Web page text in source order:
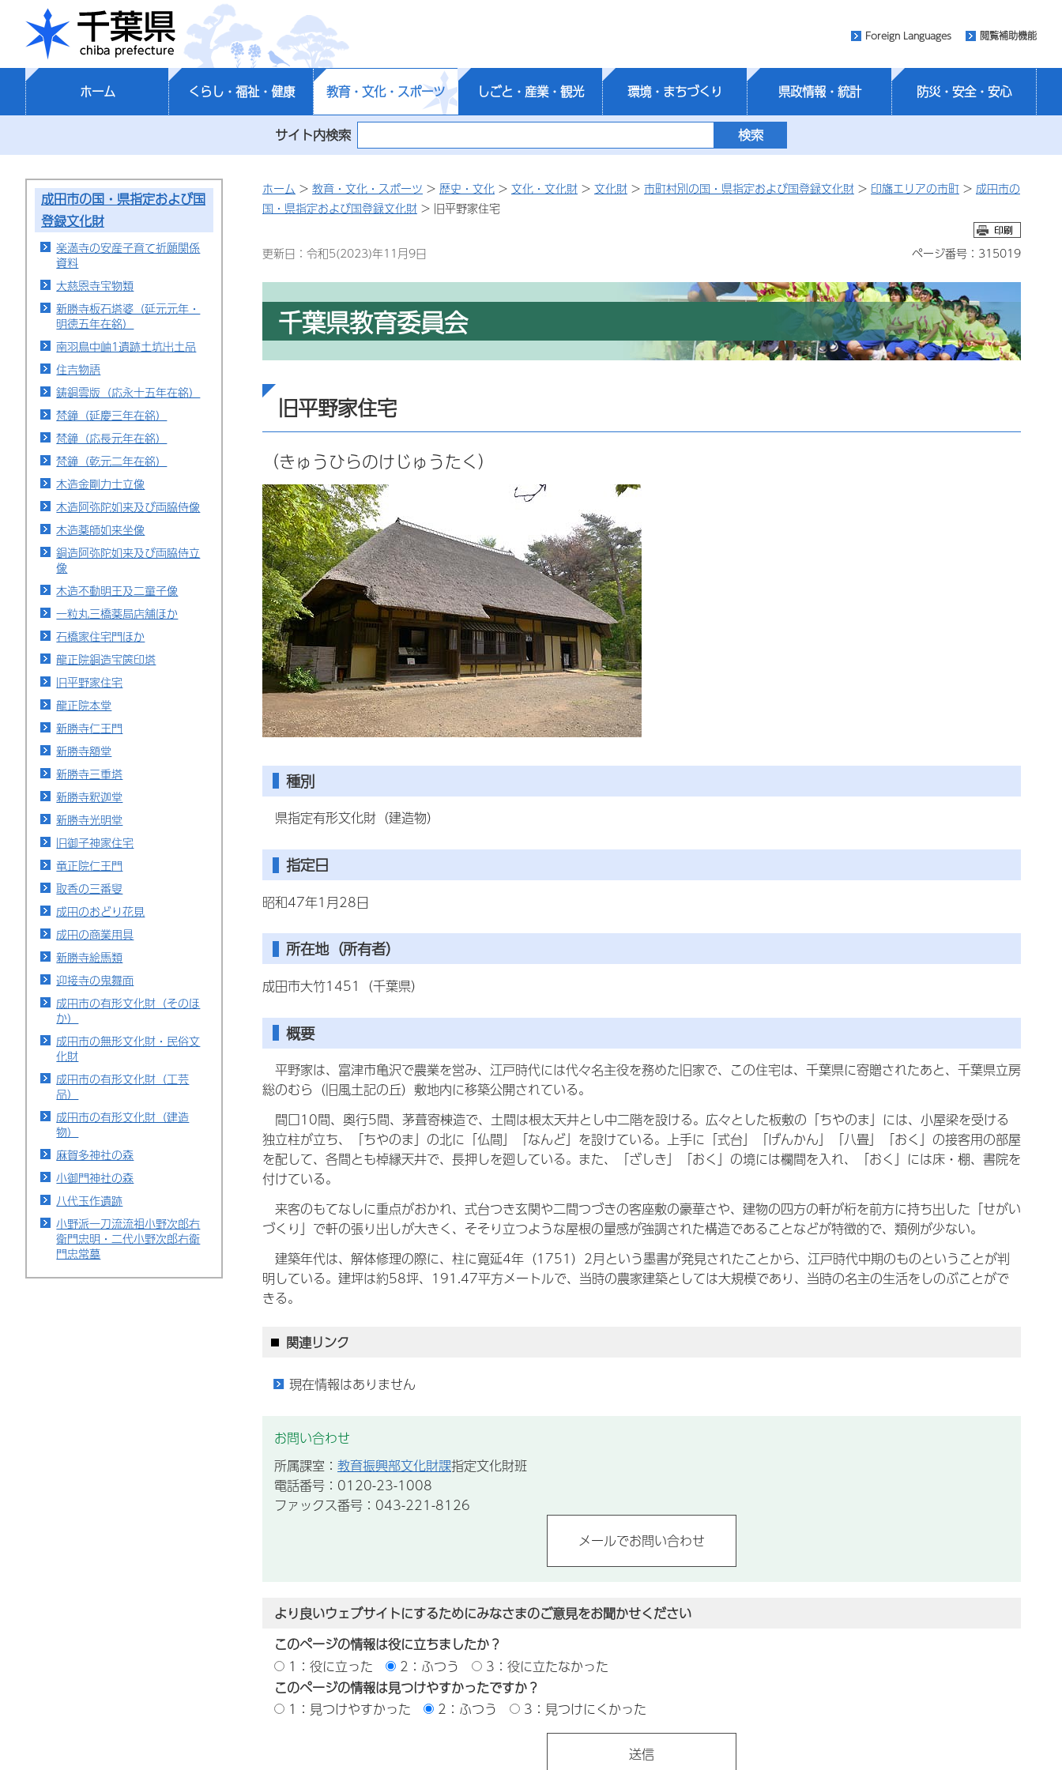
千葉県
Foreign Languages 閲覧補助機能
ホーム くらし・福祉・健康 教育・文化・スポーツ しごと・産業・観光 環境・まちづくり 県政情報・統計 防災・安全・安心
サイト内検索
成田市の国・県指定および国
登録文化財
楽満寺の安産子育て祈願関係
資料
大慈恩寺宝物類
新勝寺板石塔婆（延元元年・
明徳五年在銘）
南羽鳥中岫1遺跡土坑出土品
住吉物語
鋳銅雲版（応永十五年在銘）
梵鐘（延慶三年在銘）
梵鐘（応長元年在銘）
梵鐘（乾元二年在銘）
木造金剛力士立像
木造阿弥陀如来及び両脇侍像
木造薬師如来坐像
銅造阿弥陀如来及び両脇侍立
像
木造不動明王及二童子像
一粒丸三橋薬局店舗ほか
石橋家住宅門ほか
龍正院銅造宝篋印塔
旧平野家住宅
龍正院本堂
新勝寺仁王門
新勝寺額堂
新勝寺三重塔
新勝寺釈迦堂
新勝寺光明堂
旧御子神家住宅
竜正院仁王門
取香の三番叟
成田のおどり花見
成田の商業用具
新勝寺絵馬類
迎接寺の鬼舞面
成田市の有形文化財（そのほ
か）
成田市の無形文化財・民俗文
化財
成田市の有形文化財（工芸
品）
成田市の有形文化財（建造
物）
麻賀多神社の森
小御門神社の森
八代玉作遺跡
小野派一刀流流祖小野次郎右
衛門忠明・二代小野次郎右衛
門忠常墓
ホーム > 教育・文化・スポーツ > 歴史・文化 > 文化・文化財 > 文化財 > 市町村別の国・県指定および国登録文化財 > 印旛エリアの市町 > 成田市の
国・県指定および国登録文化財 > 旧平野家住宅
更新日：令和5(2023)年11月9日 ページ番号：315019
千葉県教育委員会
旧平野家住宅
（きゅうひらのけじゅうたく）
種別
県指定有形文化財（建造物）
指定日
昭和47年1月28日
所在地（所有者）
成田市大竹1451（千葉県）
概要
平野家は、富津市亀沢で農業を営み、江戸時代には代々名主役を務めた旧家で、この住宅は、千葉県に寄贈されたあと、千葉県立房
総のむら（旧風土記の丘）敷地内に移築公開されている。
間口10間、奥行5間、茅葺寄棟造で、土間は根太天井とし中二階を設ける。広々とした板敷の「ちやのま」には、小屋梁を受ける
独立柱が立ち、「ちやのま」の北に「仏間」「なんど」を設けている。上手に「式台」「げんかん」「八畳」「おく」の接客用の部屋
を配して、各間とも棹縁天井で、長押しを廻している。また、「ざしき」「おく」の境には欄間を入れ、「おく」には床・棚、書院を
付けている。
来客のもてなしに重点がおかれ、式台つき玄関や二間つづきの客座敷の豪華さや、建物の四方の軒が桁を前方に持ち出した「せがい
づくり」で軒の張り出しが大きく、そそり立つような屋根の量感が強調された構造であることなどが特徴的で、類例が少ない。
建築年代は、解体修理の際に、柱に寛延4年（1751）2月という墨書が発見されたことから、江戸時代中期のものということが判
明している。建坪は約58坪、191.47平方メートルで、当時の農家建築としては大規模であり、当時の名主の生活をしのぶことがで
きる。
関連リンク
現在情報はありません
お問い合わせ
所属課室： 教育振興部文化財課指定文化財班
電話番号：0120-23-1008
ファックス番号：043-221-8126
より良いウェブサイトにするためにみなさまのご意見をお聞かせください
このページの情報は役に立ちましたか？
1：役に立った
2：ふつう
3：役に立たなかった
このページの情報は見つけやすかったですか？
1：見つけやすかった
2：ふつう 3：見つけにくかった